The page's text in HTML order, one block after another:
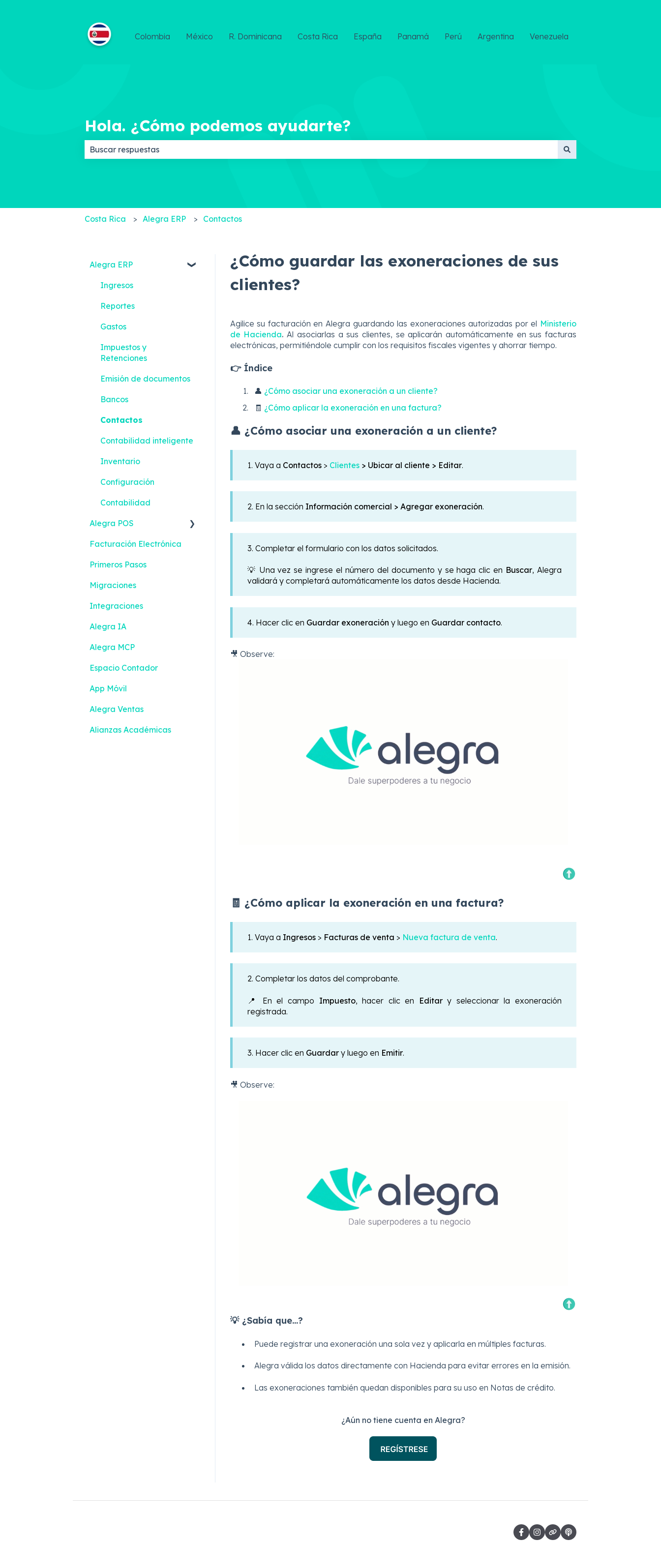
Colombia México R. Dominicana Costa Rica España Panamá Perú Argentina Venezuela
Hola. ¿Cómo podemos ayudarte?
Costa Rica Alegra ERP Contactos
¿Cómo guardar las exoneraciones de sus
clientes?
Agilice su facturación en Alegra guardando las exoneraciones autorizadas por el Ministerio
de Hacienda. Al asociarlas a sus clientes, se aplicarán automáticamente en sus facturas
electrónicas, permitiéndole cumplir con los requisitos fiscales vigentes y ahorrar tiempo.
👉 Índice
👤 ¿Cómo asociar una exoneración a un cliente?
🧾 ¿Cómo aplicar la exoneración en una factura?
👤 ¿Cómo asociar una exoneración a un cliente?
1. Vaya a Contactos> Clientes > Ubicar al cliente > Editar.
2. En la sección Información comercial > Agregar exoneración.
3. Completar el formulario con los datos solicitados.
💡 Una vez se ingrese el número del documento y se haga clic en Buscar, Alegra
validará y completará automáticamente los datos desde Hacienda.
4. Hacer clic en Guardar exoneración y luego en Guardar contacto.
🎥 Observe:
🧾 ¿Cómo aplicar la exoneración en una factura?
1. Vaya a Ingresos> Facturas de venta > Nueva factura de venta.
2. Completar los datos del comprobante.
📍 En el campo Impuesto, hacer clic en Editary seleccionar la exoneración
registrada.
3. Hacer clic en Guardary luego en Emitir.
🎥 Observe:
💡 ¿Sabía que...?
Puede registrar una exoneración una sola vez y aplicarla en múltiples facturas.
Alegra válida los datos directamente con Hacienda para evitar errores en la emisión.
Las exoneraciones también quedan disponibles para su uso en Notas de crédito.
¿Aún no tiene cuenta en Alegra?
Alegra ERP
Ingresos
Reportes
Gastos
Impuestos y
Retenciones
Emisión de documentos
Bancos
Contactos
Contabilidad inteligente
Inventario
Configuración
Contabilidad
Alegra POS
Ingresos
Contactos
Configuración
Gestión de efectivo
Inventario
Emisión de documentos
Devoluciones
Turnos
Facturación Electrónica
Primeros Pasos
Migraciones
Integraciones
Alegra IA
Alegra MCP
Espacio Contador
App Móvil
Alegra Ventas
Alianzas Académicas